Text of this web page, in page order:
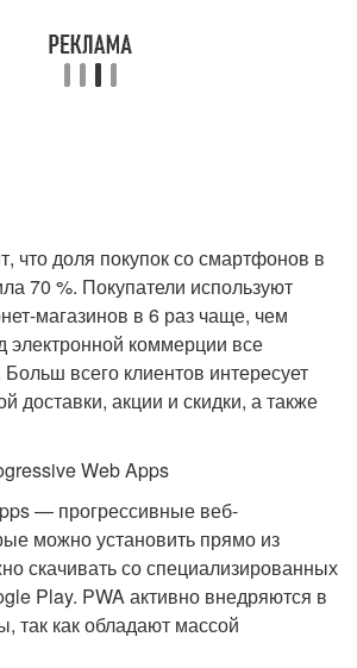
что доля покупок со смартфонов в
70 %. Покупатели используют
магазинов в 6 раз чаще, чем
электронной коммерции все
всего клиентов интересует
доставки, акции и скидки, а также
Web Apps
— прогрессивные веб-
можно установить прямо из
скачивать со специализированных
Play. PWA активно внедряются в
так как обладают массой